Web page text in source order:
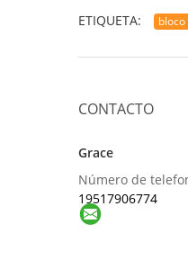
ETIQUETA:
CONTACTO
Grace
Número de
19517906774